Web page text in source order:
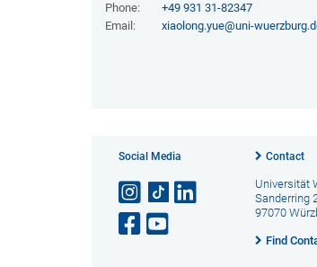
Phone:
+49 931 31-82347
Email:
xiaolong.yue@uni-
Social Media Contact
Universität
Sanderring
97070
Find